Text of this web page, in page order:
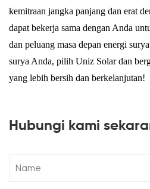
kemitraan jangka panjang dan erat
dapat bekerja sama dengan Anda
dan peluang masa depan energi
surya Anda, pilih Uniz Solar dan
yang lebih bersih dan berkelanjutan!
Hubungi kami